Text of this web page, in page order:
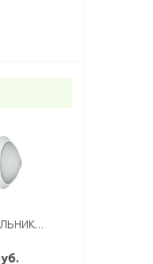
СВЕТИЛЬНИК LED LMS-34 2Х25В С ДАТЧИКОМ БЕЛЫЙ ЭКФ